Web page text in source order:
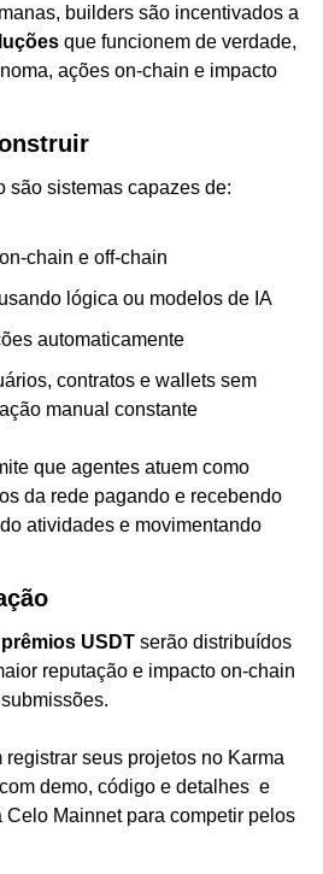
que funcionem de verdade,
ações on-chain e impacto
são sistemas capazes de:
chain e off-chain
lógica ou modelos de IA
automaticamente
contratos e wallets sem
manual constante
que agentes atuem como
da rede pagando e recebendo
atividades e movimentando
USDT serão distribuídos
reputação e impacto on-chain
seus projetos no Karma
demo, código e detalhes  e
Celo Mainnet para competir pelos